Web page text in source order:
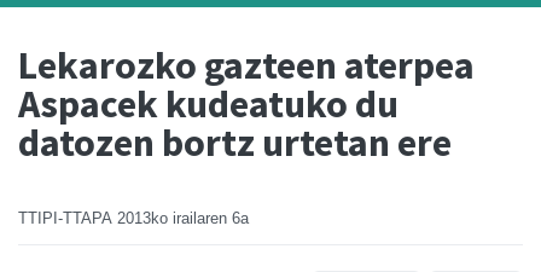
Lekarozko gazteen aterpea
Aspacek kudeatuko du
datozen bortz urtetan ere
TTIPI-TTAPA 2013ko irailaren 6a